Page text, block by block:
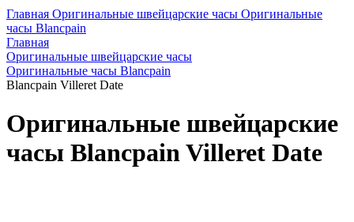
Главная Оригинальные швейцарские часы Оригинальные
часы Blancpain
Главная
Оригинальные швейцарские часы
Оригинальные часы Blancpain
Blancpain Villeret Date
Оригинальные швейцарские
часы Blancpain Villeret Date